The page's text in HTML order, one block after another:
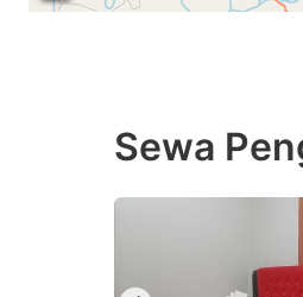
Sewa